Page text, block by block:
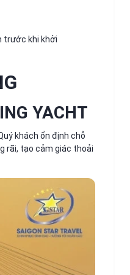
trước khi khởi
YACHT
khách ổn định chỗ
rãi, tạo cảm giác thoải